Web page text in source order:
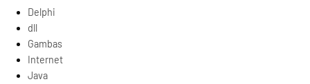
Delphi
dll
Gambas
Internet
Java